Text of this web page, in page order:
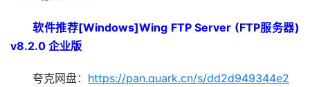
软件推荐[Windows]Wing FTP Server (FTP服务器)
v8.2.0 企业版
夸克网盘： https://pan.quark.cn/s/dd2d949344e2